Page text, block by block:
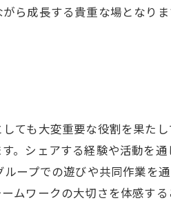
ら成長する貴重な場となり
ても大変重要な役割を果た
。シェアする経験や活動を
ープでの遊びや共同作業を
ムワークの大切さを体感す